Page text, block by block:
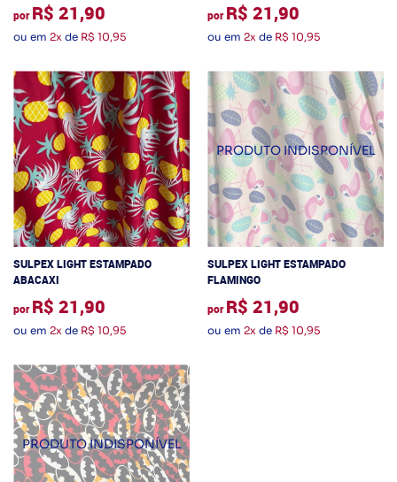
por R$ 21,90
ou em 2x de R$ 10,95
por R$ 21,90
ou em 2x de R$ 10,95
SULPEX LIGHT ESTAMPADO
ABACAXI
por R$ 21,90
ou em 2x de R$ 10,95
SULPEX LIGHT ESTAMPADO
FLAMINGO
por R$ 21,90
ou em 2x de R$ 10,95